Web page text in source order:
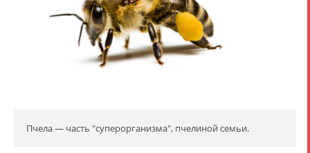
Пчела — часть "суперорганизма", пчелиной семьи.